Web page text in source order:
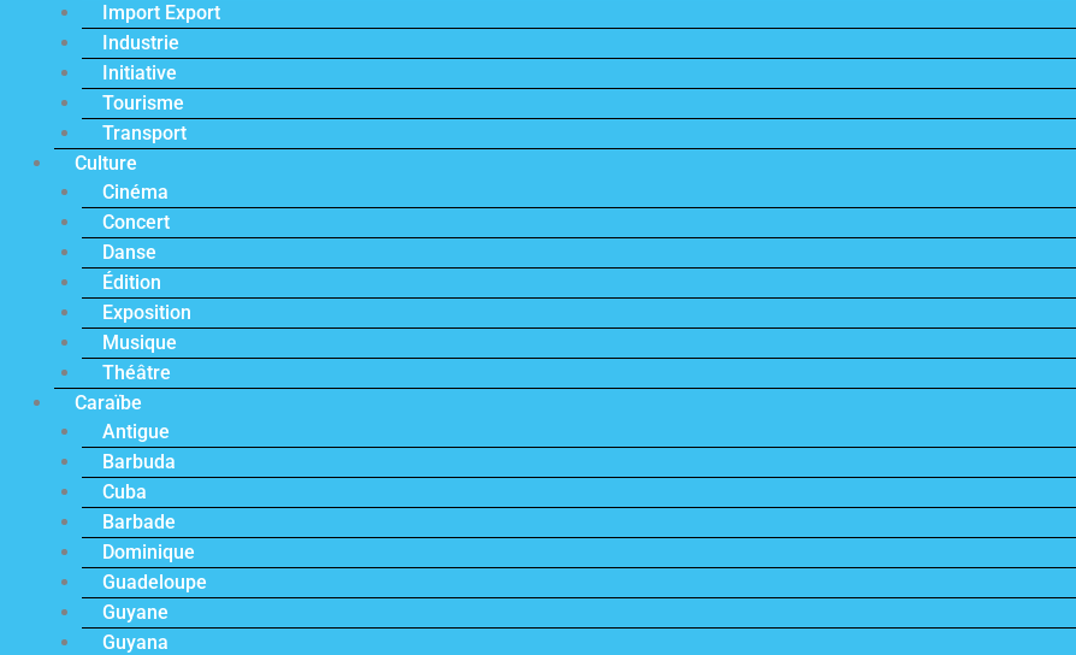
Import Export
Industrie
Initiative
Tourisme
Transport
Culture
Cinéma
Concert
Danse
Édition
Exposition
Musique
Théâtre
Caraïbe
Antigue
Barbuda
Cuba
Barbade
Dominique
Guadeloupe
Guyane
Guyana